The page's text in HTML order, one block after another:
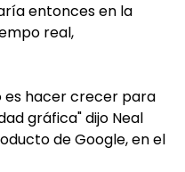
entonces en la
real,
es hacer crecer para
gráfica" dijo Neal
de Google, en el